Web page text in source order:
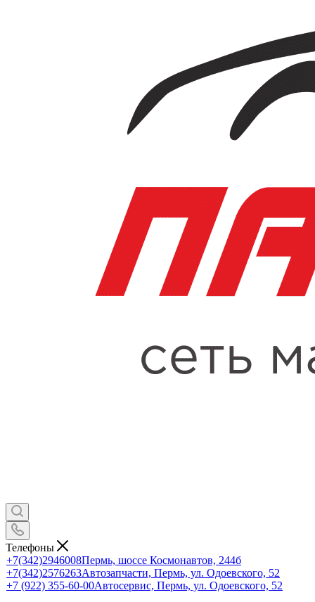
Телефоны
+7(342)2946008Пермь, шоссе Космонавтов, 244б
+7(342)2576263Автозапчасти, Пермь, ул. Одоевского, 52
+7 (922) 355-60-00Автосервис, Пермь, ул. Одоевского, 52